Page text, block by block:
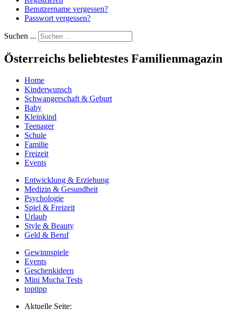
Benutzername vergessen?
Passwort vergessen?
Suchen ...
Österreichs beliebtestes Familienmagazin
Home
Kinderwunsch
Schwangerschaft & Geburt
Baby
Kleinkind
Teenager
Schule
Familie
Freizeit
Events
Entwicklung & Erziehung
Medizin & Gesundheit
Psychologie
Spiel & Freizeit
Urlaub
Style & Beauty
Geld & Beruf
Gewinnspiele
Events
Geschenkideen
Mini Mucha Tests
toptipp
Aktuelle Seite: